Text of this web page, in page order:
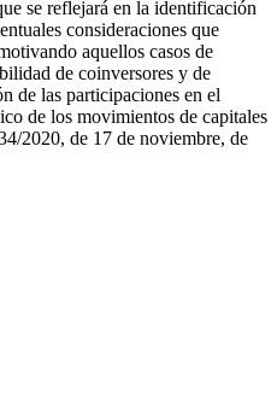
se reflejará en la identificación
consideraciones que
aquellos casos de
de coinversores y de
de las participaciones en el
de los movimientos de capitales
2020, de 17 de noviembre, de